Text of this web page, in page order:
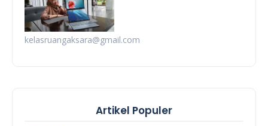
kelasruangaksara@gmail.com
Artikel Populer